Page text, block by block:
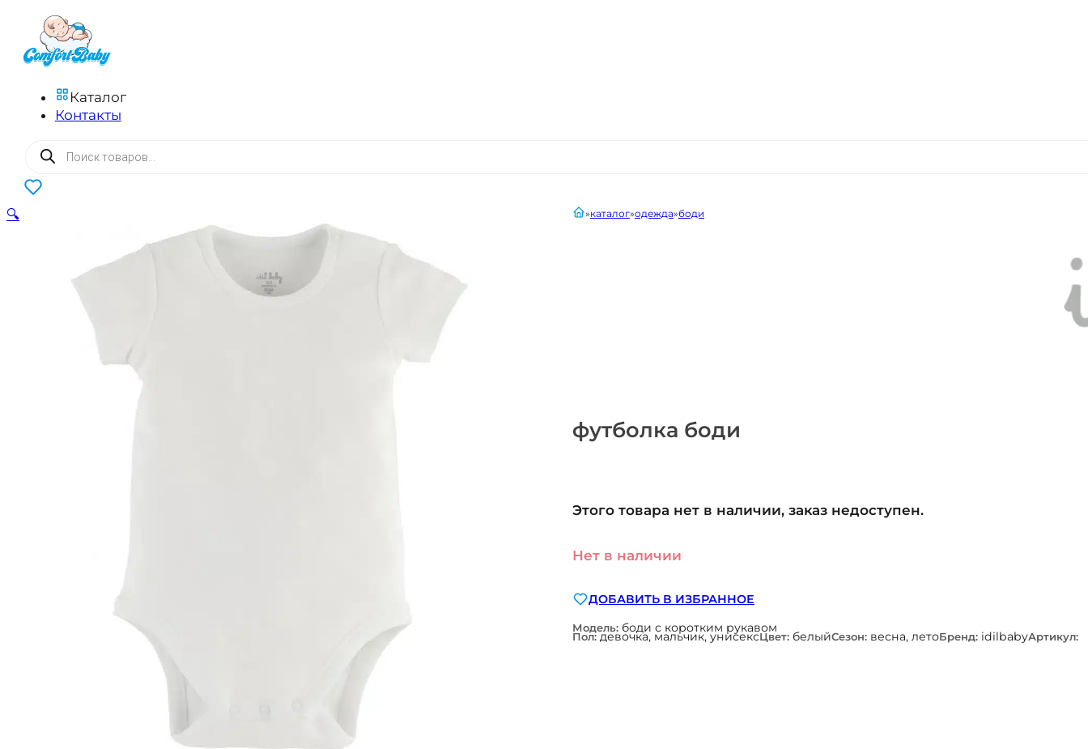
Каталог
Контакты
Поиск
товаров
0
футболка боди
главнаякаталог одежда боди
Этого товара нет в наличии, заказ недоступен.
Нет в наличии
ДОБАВИТЬ В ИЗБРАННОЕ
Модель: боди с коротким рукавом
Пол:девочка, мальчик, унисексЦвет: белыйСезон: весна, летоБренд: idilbabyАртикул:
🔍